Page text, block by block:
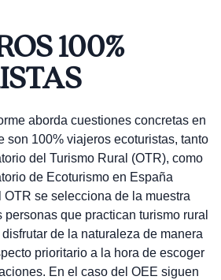
100%
aborda cuestiones concretas en
son 100% viajeros ecoturistas, tanto
del Turismo Rural (OTR), como
de Ecoturismo en España
OTR se selecciona de la muestra
que practican turismo rural
de la naturaleza de manera
prioritario a la hora de escoger
En el caso del OEE siguen